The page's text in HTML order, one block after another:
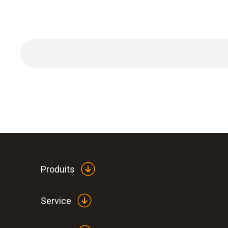
Produits
Service